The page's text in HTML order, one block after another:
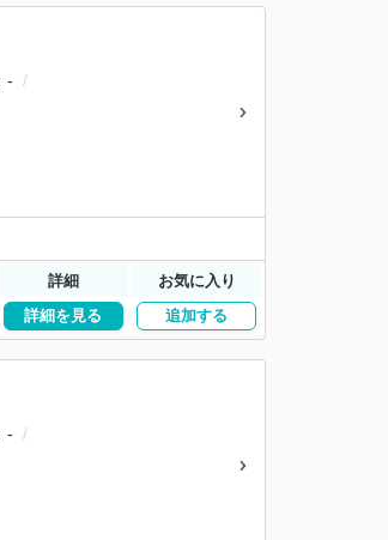
-
詳細 お気に入り
詳細を見る 追加する
-